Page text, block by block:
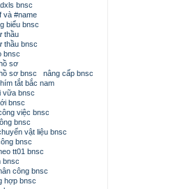
bnsc
và #name
biểu bnsc
thầu
thầu bnsc
bnsc
sơ
sơ bnsc
nâng cấp bnsc
tắt bắc nam
vữa bnsc
bnsc
việc bnsc
bnsc
vật liệu bnsc
bnsc
tt01 bnsc
bnsc
công bnsc
hợp bnsc